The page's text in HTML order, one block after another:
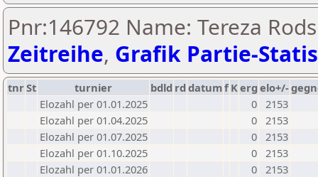
Pnr:146792 Name: Tereza
Zeitreihe, Grafik Partie-
tnrSt turnier bdld rd datumf Kerg elo+/-
Elozahl per 01.01.2025
0 2153
Elozahl per 01.04.2025
0 2153
Elozahl per 01.07.2025
0 2153
Elozahl per 01.10.2025
0 2153
Elozahl per 01.01.2026
0 2153